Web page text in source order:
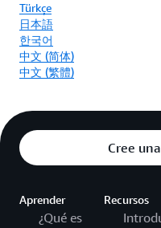
Türkçe
日本語
한국어
中文 (简体)
中文 (繁體)
Cree
Aprender
¿Qué es
Recursos